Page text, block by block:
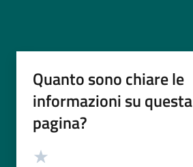
Quanto sono chiare le
informazioni su questa
pagina?
Valutazione